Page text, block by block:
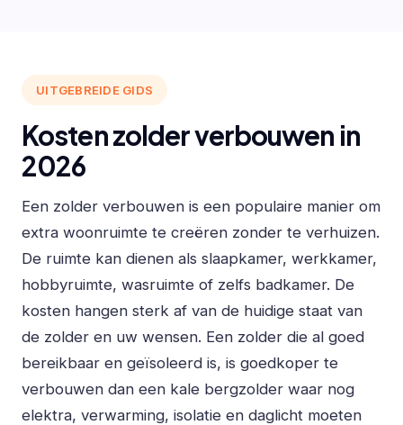
UITGEBREIDE GIDS
Kosten zolder verbouwen in
2026
Een zolder verbouwen is een populaire manier om
extra woonruimte te creëren zonder te verhuizen.
De ruimte kan dienen als slaapkamer, werkkamer,
hobbyruimte, wasruimte of zelfs badkamer. De
kosten hangen sterk af van de huidige staat van
de zolder en uw wensen. Een zolder die al goed
bereikbaar en geïsoleerd is, is goedkoper te
verbouwen dan een kale bergzolder waar nog
elektra, verwarming, isolatie en daglicht moeten